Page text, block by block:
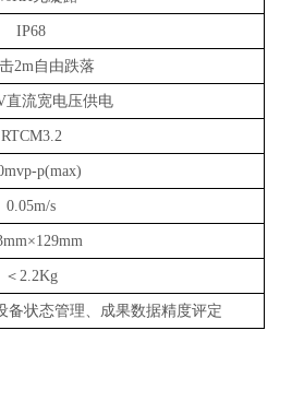
IP68
2m自由跌落
直流宽电压供电
RTCM3.2
p(max)
0.05m/s
＜2.2Kg
备状态管理、成果数据精度评定